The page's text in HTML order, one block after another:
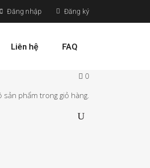
Đăng nhập Đăng ký
Liên hệ FAQ
0
sản phẩm trong giỏ hàng.